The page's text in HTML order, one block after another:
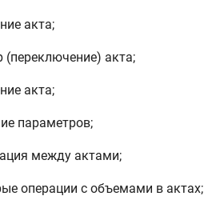
акта;
(переключение) акта;
акта;
параметров;
между актами;
операции с объемами в актах;